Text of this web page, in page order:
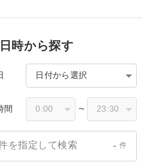
日時から探す
日付から選択
間 〜
を指定して検索 - 件